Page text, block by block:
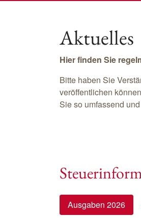
Aktuelles
Hier finden Sie
Bitte haben Sie
veröffentlichen
Sie so umfassend
Ausgaben 2026